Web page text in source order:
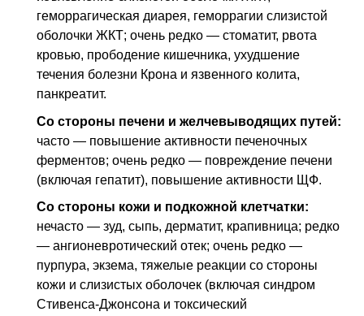
геморрагическая диарея, геморрагии слизистой
оболочки ЖКТ; очень редко — стоматит, рвота
кровью, прободение кишечника, ухудшение
течения болезни Крона и язвенного колита,
панкреатит.
Со стороны печени и желчевыводящих путей:
часто — повышение активности печеночных
ферментов; очень редко — повреждение печени
(включая гепатит), повышение активности ЩФ.
Со стороны кожи и подкожной клетчатки:
нечасто — зуд, сыпь, дерматит, крапивница; редко
— ангионевротический отек; очень редко —
пурпура, экзема, тяжелые реакции со стороны
кожи и слизистых оболочек (включая синдром
Стивенса-Джонсона и токсический